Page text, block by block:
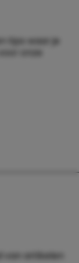
tips waar je
onze
artikelen